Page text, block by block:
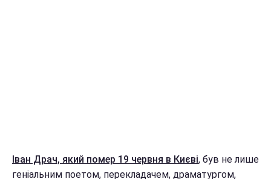
Іван Драч, який помер 19 червня в Києві, був не лише
геніальним поетом, перекладачем, драматургом,